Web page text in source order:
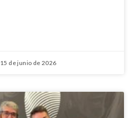
15 de junio de 2026